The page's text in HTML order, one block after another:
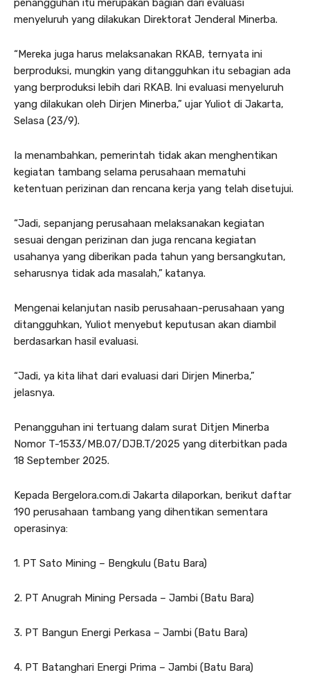
penangguhan itu merupakan bagian dari evaluasi
menyeluruh yang dilakukan Direktorat Jenderal Minerba.
“Mereka juga harus melaksanakan RKAB, ternyata ini
berproduksi, mungkin yang ditangguhkan itu sebagian ada
yang berproduksi lebih dari RKAB. Ini evaluasi menyeluruh
yang dilakukan oleh Dirjen Minerba,” ujar Yuliot di Jakarta,
Selasa (23/9).
Ia menambahkan, pemerintah tidak akan menghentikan
kegiatan tambang selama perusahaan mematuhi
ketentuan perizinan dan rencana kerja yang telah disetujui.
“Jadi, sepanjang perusahaan melaksanakan kegiatan
sesuai dengan perizinan dan juga rencana kegiatan
usahanya yang diberikan pada tahun yang bersangkutan,
seharusnya tidak ada masalah,” katanya.
Mengenai kelanjutan nasib perusahaan-perusahaan yang
ditangguhkan, Yuliot menyebut keputusan akan diambil
berdasarkan hasil evaluasi.
“Jadi, ya kita lihat dari evaluasi dari Dirjen Minerba,”
jelasnya.
Penangguhan ini tertuang dalam surat Ditjen Minerba
Nomor T-1533/MB.07/DJB.T/2025 yang diterbitkan pada
18 September 2025.
Kepada Bergelora.com.di Jakarta dilaporkan, berikut daftar
190 perusahaan tambang yang dihentikan sementara
operasinya:
1. PT Sato Mining – Bengkulu (Batu Bara)
2. PT Anugrah Mining Persada – Jambi (Batu Bara)
3. PT Bangun Energi Perkasa – Jambi (Batu Bara)
4. PT Batanghari Energi Prima – Jambi (Batu Bara)